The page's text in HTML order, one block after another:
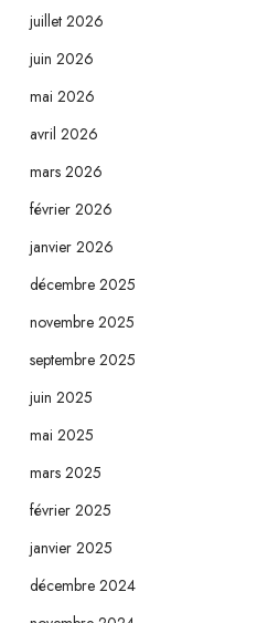
juillet 2026
juin 2026
mai 2026
avril 2026
mars 2026
février 2026
janvier 2026
décembre 2025
novembre 2025
septembre 2025
juin 2025
mai 2025
mars 2025
février 2025
janvier 2025
décembre 2024